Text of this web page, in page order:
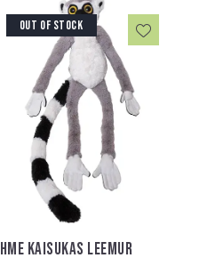
OUT OF STOCK
KAISUKAS LEEMUR